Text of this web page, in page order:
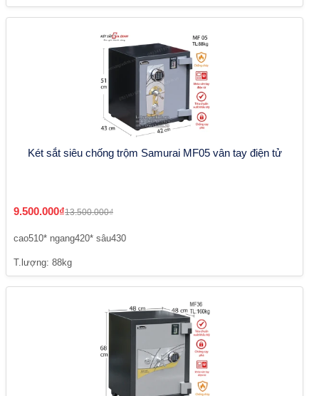
Két sắt siêu chống trộm Samurai MF05 vân tay điện tử
9.500.000₫13.500.000₫
cao510* ngang420* sâu430
T.lượng: 88kg